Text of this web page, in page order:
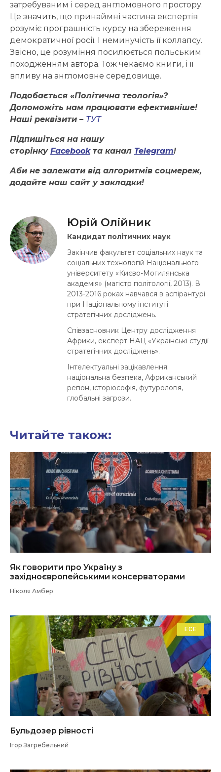
затребуваним і серед англомовного простору.
Це значить, що принаймні частина експертів
розуміє програшність курсу на збереження
демократичної росії. І неминучість її коллапсу.
Звісно, це розуміння посилюється польським
походженням автора. Тож чекаємо книги, і її
впливу на англомовне середовище.
Подобається «Політична теологія»?
Допоможіть нам працювати ефективніше!
Наші реквізити – ТУТ
Підпишіться на нашу
сторінку Facebookта канал Telegram!
Аби не залежати від алгоритмів соцмереж,
додайте наш сайт у закладки!
Юрій Олійник
Кандидат політичних наук
Закінчив факультет соціальних наук та
соціальних технологій Національного
університету «Києво-Могилянська
академія» (магістр політології, 2013). В
2013-2016 роках навчався в аспірантурі
при Національному інституті
стратегічних досліджень.
Співзасновник Центру дослідження
Африки, експерт НАЦ «Українські студії
стратегічних досліджень».
Інтелектуальні зацікавлення:
національна безпека, Африканський
регіон, історіософія, футурологія,
глобальні загрози.
Читайте також:
Як говорити про Україну з
західноєвропейськими консерваторами
Ніколя Амбер
ЕСЕ
Бульдозер рівності
Ігор Загребельний